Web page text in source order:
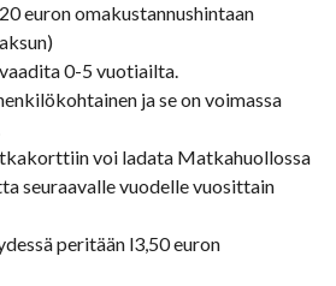
euron omakustannushintaan
0-5 vuotiailta.
ja se on voimassa
voi ladata Matkahuollossa
seuraavalle vuodelle vuosittain
peritään l3,50 euron